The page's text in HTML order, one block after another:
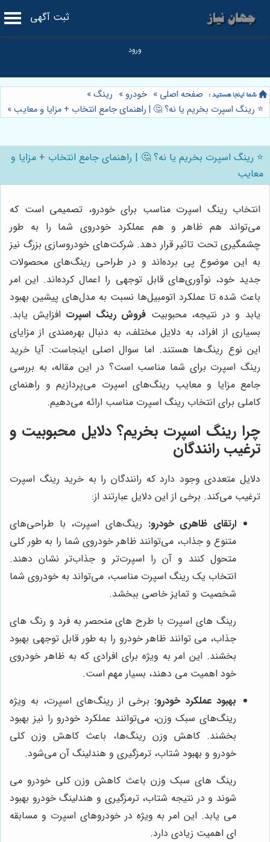
ثبت آگهی
صفحه اصلی » خودرو » رینگ»
⭐️ رینگ اسپرت بخریم یا نه؟ 🤔 | راهنمای جامع انتخاب + مزایا و معایب»
⭐️ رینگ اسپرت بخریم یا نه؟ 🤔 | راهنمای جامع انتخاب + مزایا و
معایب
انتخاب رینگ اسپرت مناسب برای خودرو، تصمیمی است که
می‌تواند هم ظاهر و هم عملکرد خودروی شما را به طور
چشمگیری تحت تاثیر قرار دهد. شرکت‌های خودروسازی بزرگ نیز
به این موضوع پی برده‌اند و در طراحی رینگ‌های محصولات
جدید خود، نوآوری‌های قابل توجهی را اعمال کرده‌اند. این امر
باعث شده تا عملکرد اتومبیل‌ها نسبت به مدل‌های پیشین بهبود
یابد و در نتیجه، محبوبیت فروش رینگ اسپرت افزایش یابد.
بسیاری از افراد، به دلایل مختلف، به دنبال بهره‌مندی از مزایای
این نوع رینگ‌ها هستند. اما سوال اصلی اینجاست: آیا خرید
رینگ اسپرت برای شما مناسب است؟ در این مقاله، به بررسی
جامع مزایا و معایب رینگ‌های اسپرت می‌پردازیم و راهنمای
کاملی برای انتخاب رینگ اسپرت مناسب ارائه می‌دهیم.
چرا رینگ اسپرت بخریم؟ دلایل محبوبیت و
ترغیب رانندگان
دلایل متعددی وجود دارد که رانندگان را به خرید رینگ اسپرت
ترغیب می‌کند. برخی از این دلایل عبارتند از:
ارتقای ظاهری خودرو: رینگ‌های اسپرت، با طراحی‌های
متنوع و جذاب، می‌توانند ظاهر خودروی شما را به طور کلی
متحول کنند و آن را اسپرت‌تر و جذاب‌تر نشان دهند.
انتخاب یک رینگ اسپرت مناسب، می‌تواند به خودروی شما
شخصیت و تمایز خاصی ببخشد.
رینگ های اسپرت با طرح های منحصر به فرد و رنگ های
جذاب، می توانند ظاهر خودرو را به طور قابل توجهی بهبود
بخشند. این امر به ویژه برای افرادی که به ظاهر خودروی
خود اهمیت می دهند، بسیار مهم است.
بهبود عملکرد خودرو: برخی از رینگ‌های اسپرت، به ویژه
رینگ‌های سبک وزن، می‌توانند عملکرد خودرو را نیز بهبود
بخشند. کاهش وزن رینگ‌ها، باعث کاهش وزن کلی
خودرو و بهبود شتاب، ترمزگیری و هندلینگ آن می‌شود.
رینگ های سبک وزن باعث کاهش وزن کلی خودرو می
شوند و در نتیجه شتاب، ترمزگیری و هندلینگ خودرو بهبود
می یابد. این امر به ویژه در خودروهای اسپرت و مسابقه
ای اهمیت زیادی دارد.